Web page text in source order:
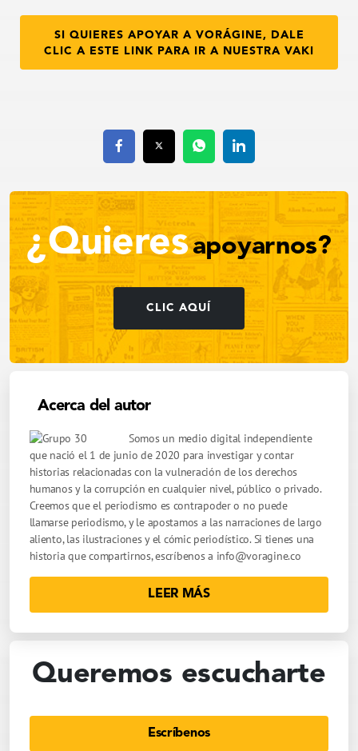
SI QUIERES APOYAR A VORÁGINE, DALE
CLIC A ESTE LINK PARA IR A NUESTRA VAKI
¿Quieresapoyarnos?
CLIC AQUÍ
Acerca del autor
Somos un medio digital independiente
que nació el 1 de junio de 2020 para investigar y contar
historias relacionadas con la vulneración de los derechos
humanos y la corrupción en cualquier nivel, público o privado.
Creemos que el periodismo es contrapoder o no puede
llamarse periodismo, y le apostamos a las narraciones de largo
aliento, las ilustraciones y el cómic periodístico. Si tienes una
historia que compartirnos, escríbenos a info@voragine.co
LEER MÁS
Queremos escucharte
Escríbenos